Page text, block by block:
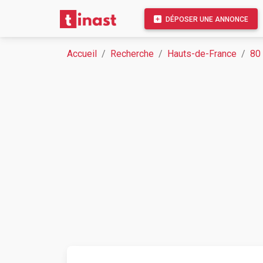
DÉPOSER UNE ANNONCE
Accueil Recherche Hauts-de-France 80